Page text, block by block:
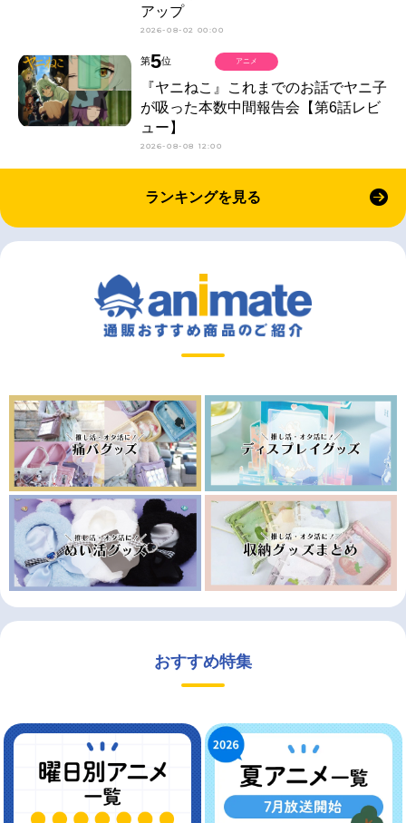
アップ
2026-08-02 00:00
第5位
『ヤニねこ』これまでのお話でヤニ子
が吸った本数中間報告会【第6話レビ
ュー】
2026-08-08 12:00
アニメ
ランキングを見る
おすすめ特集